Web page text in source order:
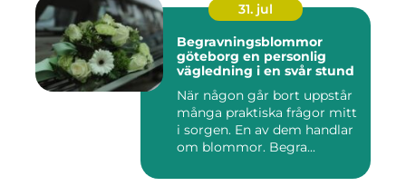
31. jul
Begravningsblommor
göteborg en personlig
vägledning i en svår stund
När någon går bort uppstår
många praktiska frågor mitt
i sorgen. En av dem handlar
om blommor. Begra...